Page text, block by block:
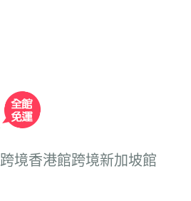
跨境香港館跨境新加坡館